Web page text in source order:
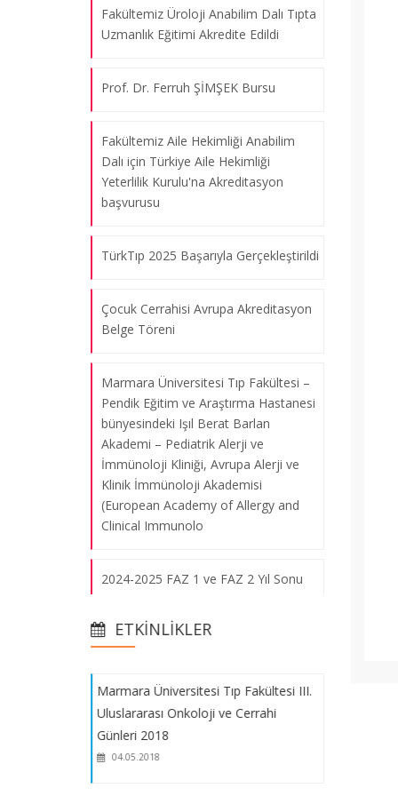
Fakültemiz Üroloji Anabilim Dalı Tıpta
Uzmanlık Eğitimi Akredite Edildi
Prof. Dr. Ferruh ŞİMŞEK Bursu
Fakültemiz Aile Hekimliği Anabilim
Dalı için Türkiye Aile Hekimliği
Yeterlilik Kurulu'na Akreditasyon
başvurusu
TürkTıp 2025 Başarıyla Gerçekleştirildi
Çocuk Cerrahisi Avrupa Akreditasyon
Belge Töreni
Marmara Üniversitesi Tıp Fakültesi –
Pendik Eğitim ve Araştırma Hastanesi
bünyesindeki Işıl Berat Barlan
Akademi – Pediatrik Alerji ve
İmmünoloji Kliniği, Avrupa Alerji ve
Klinik İmmünoloji Akademisi
(European Academy of Allergy and
Clinical Immunolo
2024-2025 FAZ 1 ve FAZ 2 Yıl Sonu
Prof. Dr. Safa Barış'ın Hürriyet
Tıp Fakültesi Dekanları Konseyi Eğitim
ETKINLIKLER
Marmara Üniversitesi Tıp Fakültesi III.
Uluslararası Onkoloji ve Cerrahi
Günleri 2018
04.05.2018
The Işıl Barlan Symposium on Primary
20.04.2018
Marmara Üniversitesi Tıp Fakültesi III.
Uluslararası Onkoloji ve Cerrahi
Günleri 2018
04.05.2018